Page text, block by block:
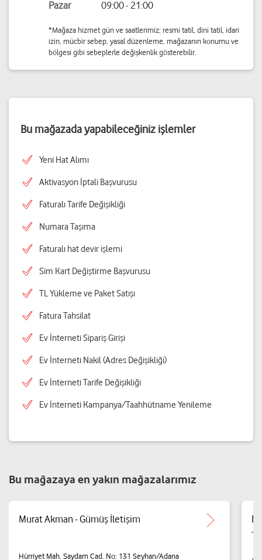
Pazar
09:00 - 21:00
*Mağaza hizmet gün ve saatlerimiz; resmi tatil, dini tatil, idari
izin, mücbir sebep, yasal düzenleme, mağazanın konumu ve
bölgesi gibi sebeplerle değişkenlik gösterebilir.
Bu mağazada yapabileceğiniz işlemler
Yeni Hat Alımı
Aktivasyon İptali Başvurusu
Faturalı Tarife Değişikliği
Numara Taşıma
Faturalı hat devir işlemi
Sim Kart Değiştirme Başvurusu
TL Yükleme ve Paket Satışı
Fatura Tahsilat
Ev İnterneti Sipariş Girişi
Ev İnterneti Nakil (Adres Değişikliği)
Ev İnterneti Tarife Değişikliği
Ev İnterneti Kampanya/Taahhütname Yenileme
Bu mağazaya en yakın mağazalarımız
Murat Akman - Gümüş İletişim
Hürriyet Mah. Saydam Cad. No: 131 Seyhan/Adana